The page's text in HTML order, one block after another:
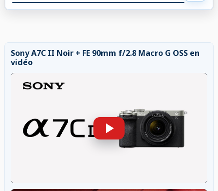
Sony A7C II Noir + FE 90mm f/2.8 Macro G OSS en
vidéo